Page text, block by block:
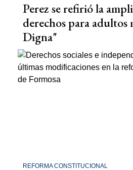
Perez se refirió la
derechos para adultos
Digna"
REFORMA CONSTITUCIONAL